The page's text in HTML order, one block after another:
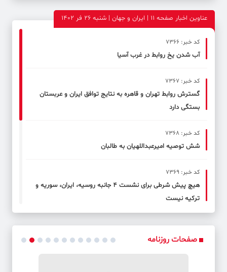
عناوین اخبار صفحه ۱۱ | ایران و جهان | شنبه 26 فر 1402
کد خبر: 7366
آب شدن یخ روابط در غرب آسیا
کد خبر: 7367
گسترش روابط تهران و قاهره به نتایج توافق ایران و عربستان
بستگی دارد
کد خبر: 7368
شش توصیه امیرعبداللهیان به طالبان
کد خبر: 7369
هیچ پیش شرطی برای نشست ۴ جانبه روسیه، ایران، سوریه و
ترکیه نیست
کد خبر: 7370
رایزنی دیپلمات ارشد ایران با معاون وزیر خارجه عربستان
صفحات روزنامه